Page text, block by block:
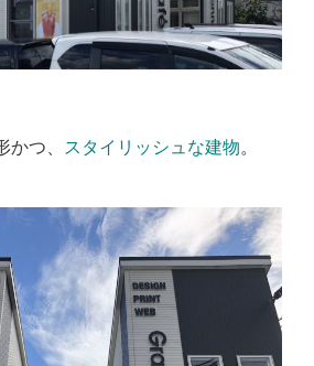
かつ、 スタイリッシュな建物。